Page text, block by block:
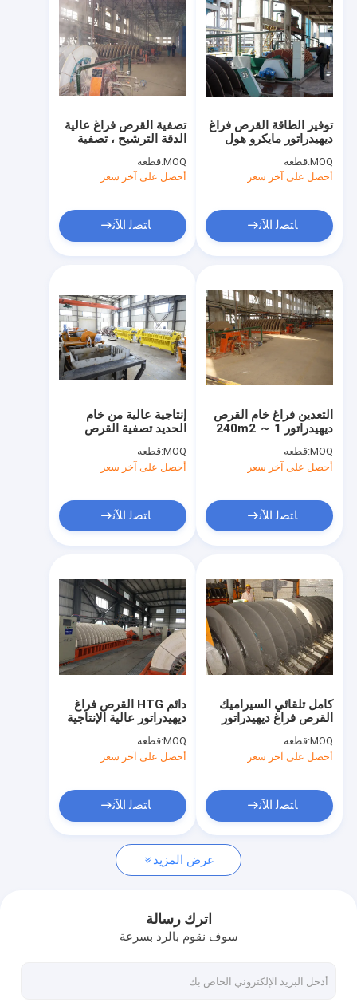
منتجات
معلومات عنا
جولة في المعمل
اتصل بنا
أخبار
مرشح فراغ السيراميك
تصفية فراغ القرص
تصفية القرص فراغ
تصفية القرص الدوار
تصفية القرص فراغ عالية
الدقة الترشيح ، تصفية
MOQ: قطعه
أحصل على آخر سعر
ﺎﺘﺼﻟ ﺍﻶﻧ
توفير الطاقة القرص فراغ
ديهيدراتور مايكرو هول
MOQ: قطعه
أحصل على آخر سعر
ﺎﺘﺼﻟ ﺍﻶﻧ
إنتاجية عالية من خام
الحديد تصفية القرص
الترشيح فراغ
MOQ: قطعه
أحصل على آخر سعر
ﺎﺘﺼﻟ ﺍﻶﻧ
التعدين فراغ خام القرص
ديهيدراتور 1 ～ 240m2
الطاقة
MOQ: قطعه
أحصل على آخر سعر
ﺎﺘﺼﻟ ﺍﻶﻧ
دائم HTG القرص فراغ
ديهيدراتور عالية الإنتاجية
MOQ: قطعه
أحصل على آخر سعر
ﺎﺘﺼﻟ ﺍﻶﻧ
كامل تلقائي السيراميك
القرص فراغ ديهيدراتور
الترشيح 60 M2
MOQ: قطعه
أحصل على آخر سعر
ﺎﺘﺼﻟ ﺍﻶﻧ
عرض المزيد
اترك رسالة
سوف نقوم بالرد بسرعة